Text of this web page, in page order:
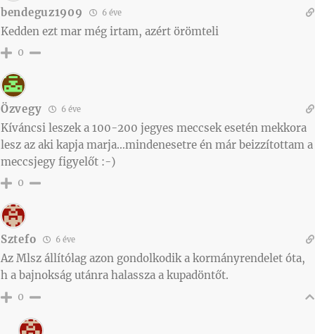
bendeguz1909 6 éve
Kedden ezt mar még irtam, azért örömteli
0
Özvegy 6 éve
Kíváncsi leszek a 100-200 jegyes meccsek esetén mekkora
lesz az aki kapja marja…mindenesetre én már beizzítottam a
meccsjegy figyelőt :-)
0
Sztefo 6 éve
Az Mlsz állítólag azon gondolkodik a kormányrendelet óta,
h a bajnokság utánra halassza a kupadöntőt.
0